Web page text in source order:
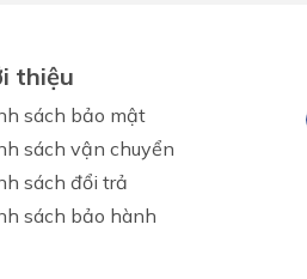
thiệu
sách bảo mật
sách vận chuyển
sách đổi trả
sách bảo hành